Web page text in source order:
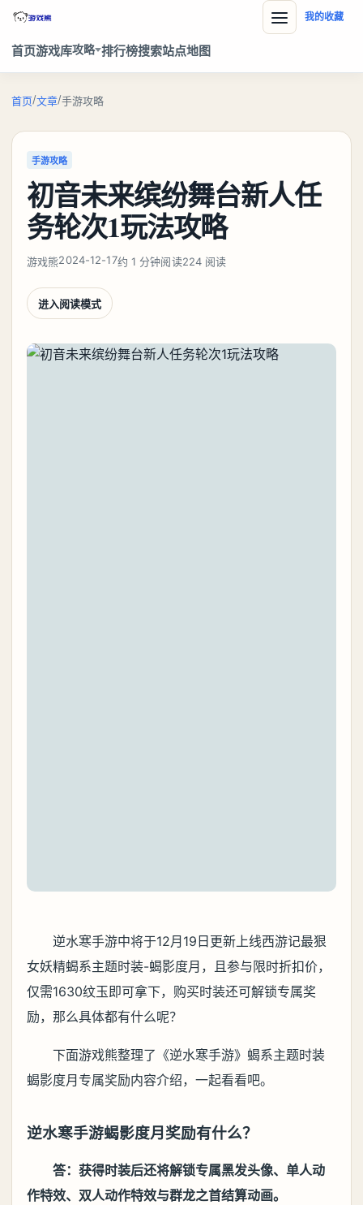
首页游戏库攻略 排行榜搜索站点地图
我的收藏
首页/文章/手游攻略
手游攻略
初音未来缤纷舞台新人任
务轮次1玩法攻略
游戏熊2024-12-17约 1 分钟阅读224 阅读
进入阅读模式
逆水寒手游中将于12月19日更新上线西游记最狠
女妖精蝎系主题时装-蝎影度月，且参与限时折扣价，
仅需1630纹玉即可拿下，购买时装还可解锁专属奖
励，那么具体都有什么呢？
下面游戏熊整理了《逆水寒手游》蝎系主题时装
蝎影度月专属奖励内容介绍，一起看看吧。
逆水寒手游蝎影度月奖励有什么？
答：获得时装后还将解锁专属黑发头像、单人动
作特效、双人动作特效与群龙之首结算动画。